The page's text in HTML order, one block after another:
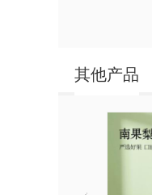
其他产品